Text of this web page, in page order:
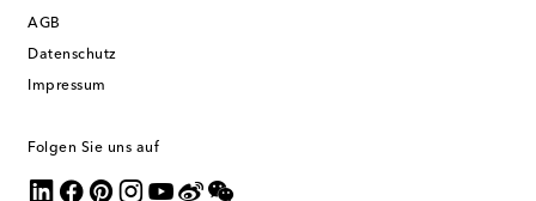
AGB
Datenschutz
Impressum
Folgen Sie uns auf